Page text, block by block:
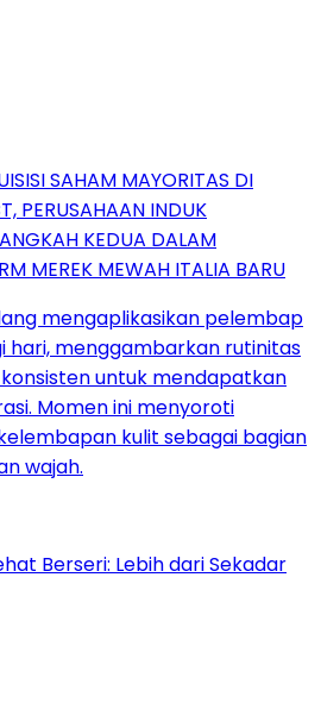
SAHAM MAYORITAS DI
PERUSAHAAN INDUK
KEDUA DALAM
MEREK MEWAH ITALIA BARU
Berseri: Lebih dari Sekadar